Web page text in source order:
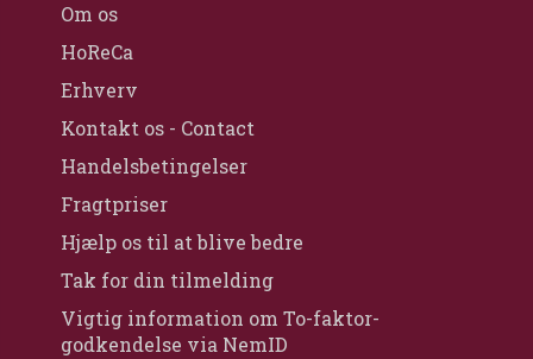
Om os
HoReCa
Erhverv
Kontakt os - Contact
Handelsbetingelser
Fragtpriser
Hjælp os til at blive bedre
Tak for din tilmelding
Vigtig information om To-faktor-
godkendelse via NemID